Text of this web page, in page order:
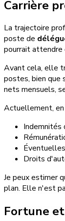
Carrière
La trajectoire
poste de
pourrait attendre
Avant cela, elle
postes, bien que
nets mensuels,
Actuellement,
Indemnités
Droits
Je peux estimer
plan. Elle n'est
Fortune